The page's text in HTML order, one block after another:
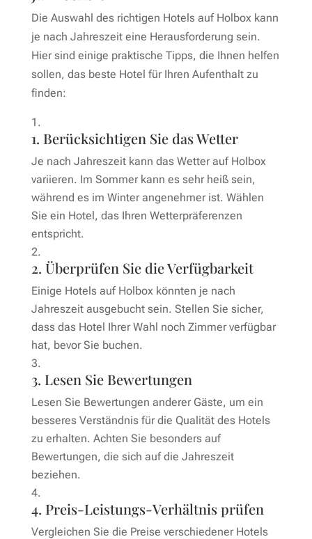
Die Auswahl des richtigen Hotels auf Holbox kann
je nach Jahreszeit eine Herausforderung sein.
Hier sind einige praktische Tipps, die Ihnen helfen
sollen, das beste Hotel für Ihren Aufenthalt zu
finden:
1. Berücksichtigen Sie das Wetter
Je nach Jahreszeit kann das Wetter auf Holbox
variieren. Im Sommer kann es sehr heiß sein,
während es im Winter angenehmer ist. Wählen
Sie ein Hotel, das Ihren Wetterpräferenzen
entspricht.
2. Überprüfen Sie die Verfügbarkeit
Einige Hotels auf Holbox könnten je nach
Jahreszeit ausgebucht sein. Stellen Sie sicher,
dass das Hotel Ihrer Wahl noch Zimmer verfügbar
hat, bevor Sie buchen.
3. Lesen Sie Bewertungen
Lesen Sie Bewertungen anderer Gäste, um ein
besseres Verständnis für die Qualität des Hotels
zu erhalten. Achten Sie besonders auf
Bewertungen, die sich auf die Jahreszeit
beziehen.
4. Preis-Leistungs-Verhältnis prüfen
Vergleichen Sie die Preise verschiedener Hotels